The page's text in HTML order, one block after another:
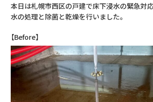
本日は札幌市西区の戸建で床下浸水の緊急対
水の処理と除菌と乾燥を行いました。
【Before】